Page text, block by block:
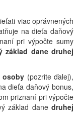
viac oprávnených
na dieťa daňový
pri výpočte sumy
základ dane druhej
osoby (pozrite ďalej),
dieťa daňový bonus,
priznaní pri výpočte
základ dane druhej